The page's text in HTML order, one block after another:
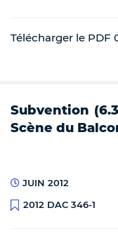
Télécharger le PDF
Subvention
Scène du
JUIN 2012
2012 DAC 346-1